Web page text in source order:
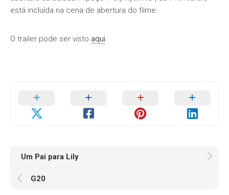
está incluída na cena de abertura do filme.
O trailer pode ser visto aqui.
Um Pai para Lily
G20